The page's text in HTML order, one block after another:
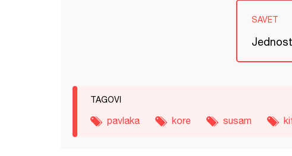
SAVET
TAGOVI
pavlaka kore susam